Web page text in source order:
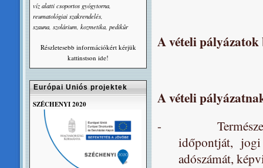
A vételi
A vételi
- Természetes
időpontját, jogi
adószámát,
víz alatti csoportos gyógytorna,
reumatológiai szakrendelés,
szauna, szolárium, kozmetika, pedikûr
Részletesebb információkért kérjük
kattinstson ide!
Európai Uniós projektek
SZÉCHENYI 2020